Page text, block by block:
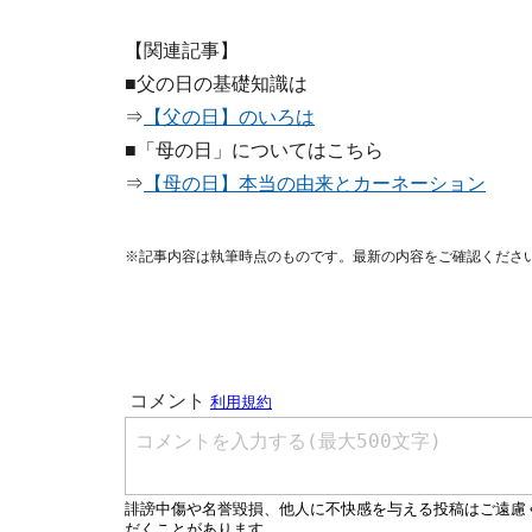
【関連記事】
■父の日の基礎知識は
⇒ 【父の日】のいろは
■「母の日」についてはこちら
⇒ 【母の日】本当の由来とカーネーション
※記事内容は執筆時点のものです。最新の内容をご確認くださ